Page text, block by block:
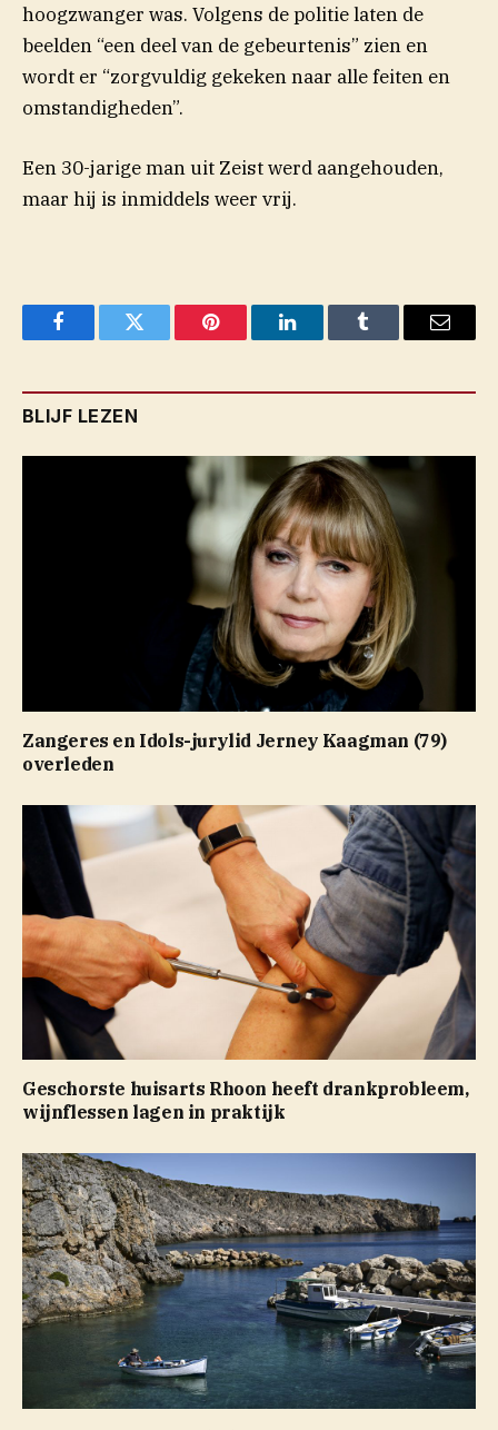
hoogzwanger was. Volgens de politie laten de
beelden “een deel van de gebeurtenis” zien en
wordt er “zorgvuldig gekeken naar alle feiten en
omstandigheden”.
Een 30-jarige man uit Zeist werd aangehouden,
maar hij is inmiddels weer vrij.
FacebookTwitter Pinterest LinkedInTumblr Email
BLIJF LEZEN
Zangeres en Idols-jurylid Jerney Kaagman (79)
overleden
Geschorste huisarts Rhoon heeft drankprobleem,
wijnflessen lagen in praktijk